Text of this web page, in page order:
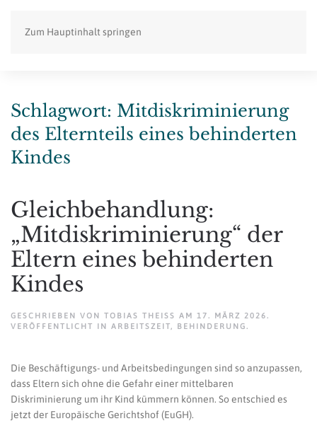
Zum Hauptinhalt springen
Schlagwort: Mitdiskriminierung
des Elternteils eines behinderten
Kindes
Gleichbehandlung:
„Mitdiskriminierung“ der
Eltern eines behinderten
Kindes
GESCHRIEBEN VON TOBIAS THEISS AM 17. MÄRZ 2026 .
VERÖFFENTLICHT IN ARBEITSZEIT, BEHINDERUNG .
Die Beschäftigungs- und Arbeitsbedingungen sind so anzupassen,
dass Eltern sich ohne die Gefahr einer mittelbaren
Diskriminierung um ihr Kind kümmern können. So entschied es
jetzt der Europäische Gerichtshof (EuGH).